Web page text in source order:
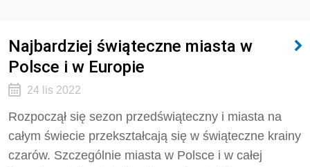
Najbardziej świąteczne miasta w
Polsce i w Europie
24 lis 2022
Rozpoczął się sezon przedświąteczny i miasta na
całym świecie przekształcają się w świąteczne krainy
czarów. Szczególnie miasta w Polsce i w całej